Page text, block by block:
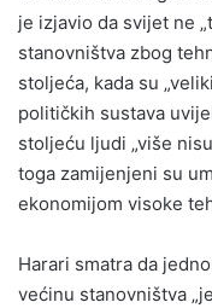
je izjavio da svijet ne
stanovništva zbog
stoljeća, kada su
političkih sustava
stoljeću ljudi „više
toga zamijenjeni su
ekonomijom visoke
Harari smatra da
većinu stanovništva